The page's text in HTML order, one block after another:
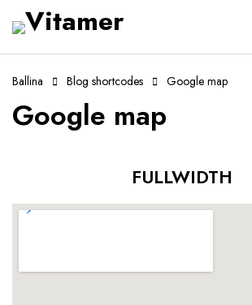
Ballina Blog shortcodes Google map
Google map
FULLWIDTH